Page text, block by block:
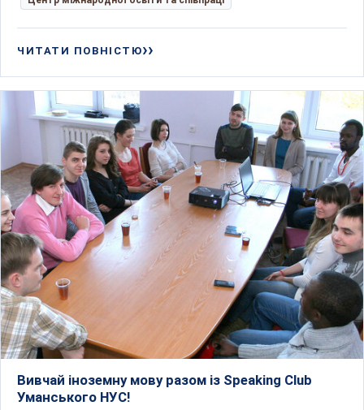
ЧИТАТИ ПОВНІСТЮ
Вивчай іноземну мову разом із Speaking Club
Уманського НУС!